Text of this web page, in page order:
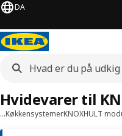
DA
…KøkkensystemerKNOXHULT
Hvidevarer til